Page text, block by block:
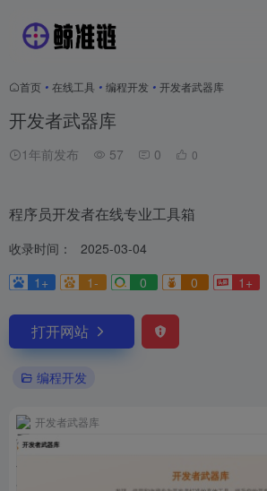
首页 • 在线工具 • 编程开发 • 开发者武器库
开发者武器库
1年前发布 57 0 0
程序员开发者在线专业工具箱
收录时间：
2025-03-04
1+
1- 0 0 1+
打开网站
编程开发
开发者武器库